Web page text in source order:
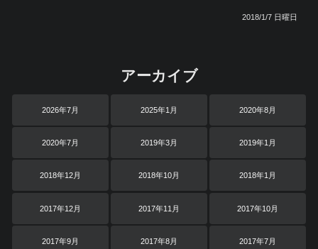
2018/1/7 日曜日
アーカイブ
2026年7月 2025年1月 2020年8月
2020年7月 2019年3月 2019年1月
2018年12月 2018年10月 2018年1月
2017年12月 2017年11月 2017年10月
2017年9月 2017年8月 2017年7月